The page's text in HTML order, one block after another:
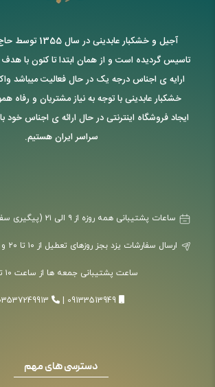
آجیل و خشکبار
تاسیس گردیده است و از همان ابتدا تا کنون با
ارایه ی اجناس درجه یک در حال فعالیت میباشد
خشکبار عابدینی با توجه به نیاز مشتریان و رفاه
ایجاد فروشگاه اینترنتی در حال ارائه ی اجناس خود
سراسر ایران هستیم.
ساعت پشتیبانی جمعه ها از ساعت ۱۰ تا ۱۷)
09133513949
دسترسی های مهم